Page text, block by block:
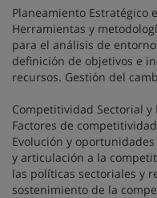
Planeamiento Estratégico
Herramientas y
para el análisis de
definición de objetivos e
recursos. Gestión del
Competitividad Sectorial y
Factores de
Evolución y
y articulación a la
las políticas sectoriales y
sostenimiento de la